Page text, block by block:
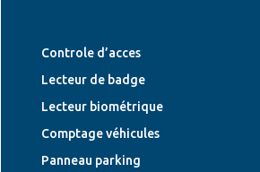
Controle d’acces
Lecteur de badge
Lecteur biométrique
Comptage véhicules
Panneau parking